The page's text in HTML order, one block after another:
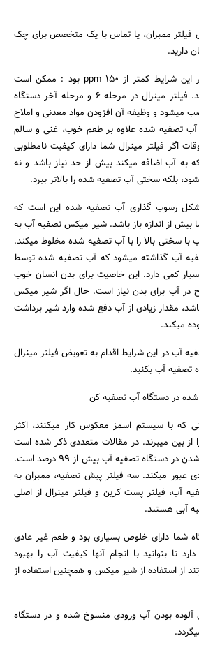
فیلتر ممبران، یا تماس با یک متخصص برای چک
دارید.
در صورتی که سختی آب در این شرایط کمتر از 150 ppm بود : ممکن است
مشکل از فیلتر مینرال باشد. فیلتر مینرال در مرحله 6 و مرحله آخر دستگاه
و وظیفه آن افزودن مواد معدنی و املاح
آب تصفیه شده علاوه بر طعم خوب، غنی و سالم
اگر فیلتر مینرال شما دارای کیفیت نامطلوبی
به آب اضافه میکند بیش از حد نیاز باشد و نه
بلکه سختی آب تصفیه شده را بالاتر ببرد.
رسوب گذاری آب تصفیه شده این است که
از اندازه باز باشد. شیر میکس تصفیه آب به
سختی بالا را با آب تصفیه شده مخلوط میکند.
آب گذاشته میشود که آب تصفیه شده توسط
کمی دارد. این خاصیت برای بدن انسان خوب
در آب برای بدن نیاز است. حال اگر شیر میکس
باشد، مقدار زیادی از آب دفع شده وارد شیر برداشت
میکند.
آب در این شرایط اقدام به تعویض فیلتر مینرال
تصفیه آب بکنید.
که با سیستم اسمز معکوس کار میکنند، اکثر
از بین میبرند. در مقالات متعددی ذکر شده است
که خلوص آب پس از فیلتر شدن در دستگاه تصفیه آب بیش از 99 درصد است.
عبور میکند. سه فیلتر پیش تصفیه، ممبران به
آب، فیلتر پست کربن و فیلتر مینرال از اصلی
آبی هستند.
شما دارای خلوص بسیاری بود و طعم غیر عادی
تا بتوانید با انجام آنها کیفیت آب را بهبود
از استفاده از شیر میکس و همچنین استفاده از
بودن آب ورودی منسوخ شده و در دستگاه